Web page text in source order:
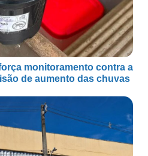
monitoramento contra a
de aumento das chuvas